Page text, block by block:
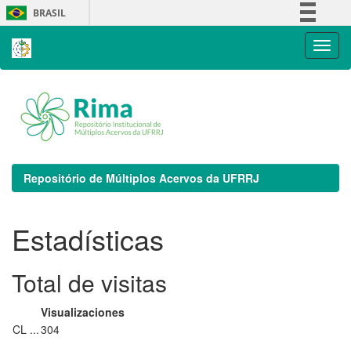
Skip
navigation
BRASIL
Repositório de Múltiplos Acervos da UFRRJ
Estadísticas
Total de visitas
Visualizaciones
CL ...304